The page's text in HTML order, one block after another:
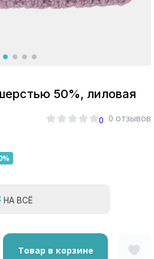
50%, лиловая
0 0 отзывов
НА ВСЁ
Товар в корзине